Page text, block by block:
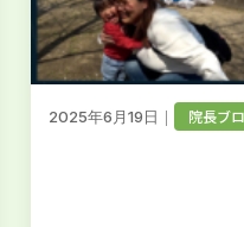
2025年6月19日 ｜ 院長ブ